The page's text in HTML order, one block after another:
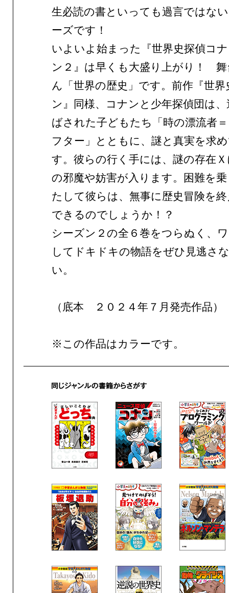
生必読の書といっても過言ではな
ーズです！
いよいよ始まった『世界史探偵コ
ン２』は早くも大盛り上がり！
ん「世界の歴史」です。前作『世
ン』同様、コナンと少年探偵団は
ばされた子どもたち「時の漂流者
フター」とともに、謎と真実を求
す。彼らの行く手には、謎の存在
の邪魔や妨害が入ります。困難を
たして彼らは、無事に歴史冒険を
できるのでしょうか！？
シーズン２の全６巻をつらぬく、
してドキドキの物語をぜひ見逃さ
い。
（底本 ２０２４年７月発売作品）
※この作品はカラーです。